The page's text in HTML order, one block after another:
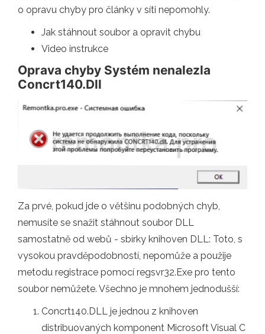
o opravu chyby pro články v síti nepomohly.
Jak stáhnout soubor a opravit chybu
Video instrukce
Oprava chyby Systém nenalezla
Concrt140.Dll
Za prvé, pokud jde o většinu podobných chyb,
nemusíte se snažit stáhnout soubor DLL
samostatně od webů - sbírky knihoven DLL: Toto, s
vysokou pravděpodobností, nepomůže a použije
metodu registrace pomocí regsvr32.Exe pro tento
soubor nemůžete. Všechno je mnohem jednodušší:
Concrt140.DLL je jednou z knihoven
distribuovaných komponent Microsoft Visual C